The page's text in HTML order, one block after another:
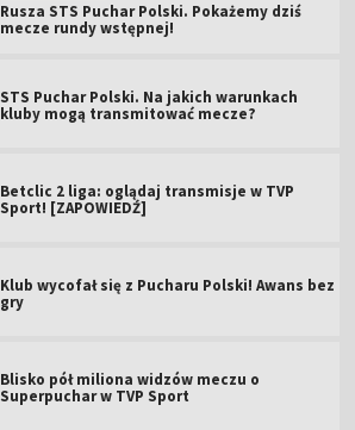
Rusza STS Puchar Polski. Pokażemy dziś
mecze rundy wstępnej!
STS Puchar Polski. Na jakich warunkach
kluby mogą transmitować mecze?
Betclic 2 liga: oglądaj transmisje w TVP
Sport! [ZAPOWIEDŹ]
Klub wycofał się z Pucharu Polski! Awans bez
gry
Blisko pół miliona widzów meczu o
Superpuchar w TVP Sport